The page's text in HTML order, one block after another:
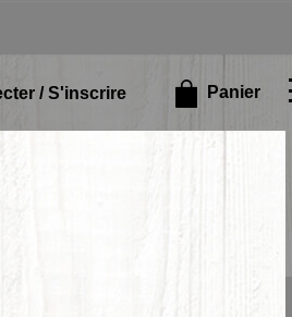
/ S'inscrire Panier